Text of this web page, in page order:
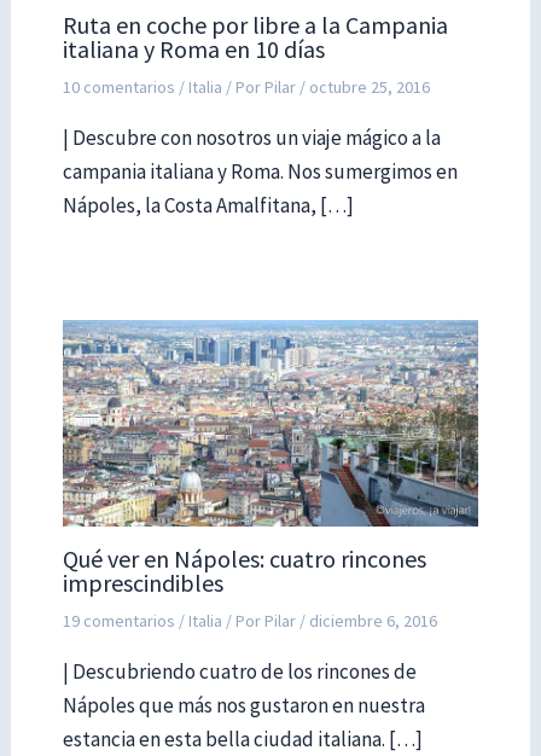
Ruta en coche por libre a la Campania
italiana y Roma en 10 días
10 comentarios / Italia / Por Pilar / octubre 25, 2016
| Descubre con nosotros un viaje mágico a la
campania italiana y Roma. Nos sumergimos en
Nápoles, la Costa Amalfitana, […]
Qué ver en Nápoles: cuatro rincones
imprescindibles
19 comentarios / Italia / Por Pilar / diciembre 6, 2016
| Descubriendo cuatro de los rincones de
Nápoles que más nos gustaron en nuestra
estancia en esta bella ciudad italiana. […]